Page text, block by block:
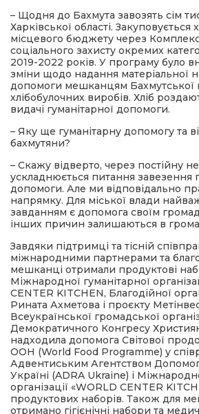
– Щодня до Бахмута завозять сім
Харківської області. Закуповується
місцевого бюджету через
соціального захисту окремих
2019-2022 років. У програму було
зміни щодо надання матеріальної
допомоги мешканцям Бахмутської
хлібобулочних виробів. Хліб
видачі гуманітарної допомоги.
– Яку ще гуманітарну допомогу та
бахмутяни?
– Скажу відверто, через постійну
ускладнюється питання завезення
допомоги. Але ми відповідально
напрямку. Для міської влади
завданням є допомога своїм
інших причин залишаються в
Завдяки підтримці та тісній
міжнародними партнерами та
мешканці отримали продуктові
Міжнародної гуманітарної
CENTER KITCHEN, Благодійної
Рината Ахметова і проєкту
Всеукраїнської громадської
Демократичного Конгресу
надходила допомога Світової
ООН (World Food Programme) у
Адвентиським Агентством
Україні (ADRA Ukraine) і
організації «WORLD CENTER
продуктових наборів. Також для
отримано гігієнічні набори та